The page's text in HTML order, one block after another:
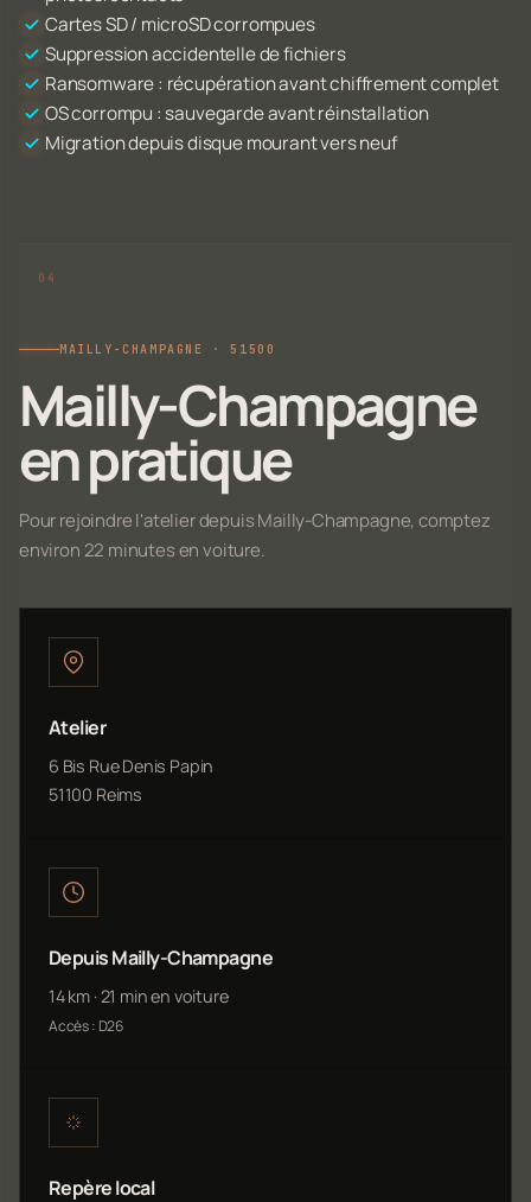
Cartes SD / microSD corrompues
Suppression accidentelle de fichiers
Ransomware : récupération avant chiffrement complet
OS corrompu : sauvegarde avant réinstallation
Migration depuis disque mourant vers neuf
MAILLY-CHAMPAGNE · 51500
Mailly-Champagne
en pratique
Pour rejoindre l'atelier depuis Mailly-Champagne, comptez
environ 22 minutes en voiture.
Atelier
6 Bis Rue Denis Papin
51100 Reims
Depuis Mailly-Champagne
14 km · 21 min en voiture
Accès : D26
Repère local